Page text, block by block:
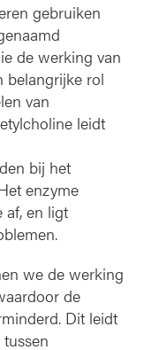
gebruiken
de werking van
belangrijke rol
van
leidt
bij het
enzyme
af, en ligt
we de werking
de
Dit leidt